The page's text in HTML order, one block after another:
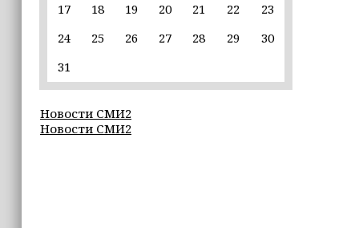
15:35
— стать большой
Избирательные участки Шатоя
готовы к приёму голосов
17
18 19 20 21 22
23
24
25 26 27 28 29
30
31
Новости СМИ2
Новости СМИ2